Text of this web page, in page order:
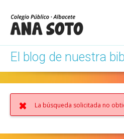
El blog de nuestra
La búsqueda solicitada no